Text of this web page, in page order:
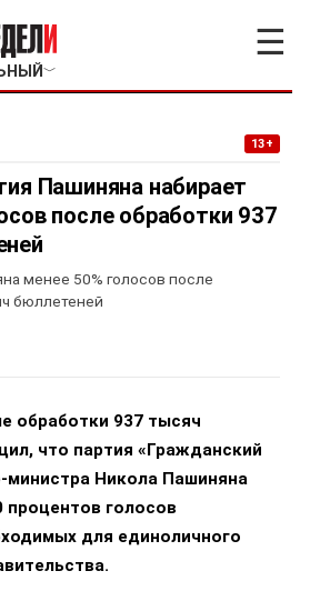
﹀
☰
13+
Пашиняна набирает
после обработки 937
менее 50% голосов после
бюллетеней
обработки 937 тысяч
что партия «Гражданский
министра Никола Пашиняна
процентов голосов
для единоличного